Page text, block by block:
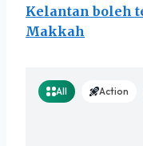
Kelantan boleh
Makkah